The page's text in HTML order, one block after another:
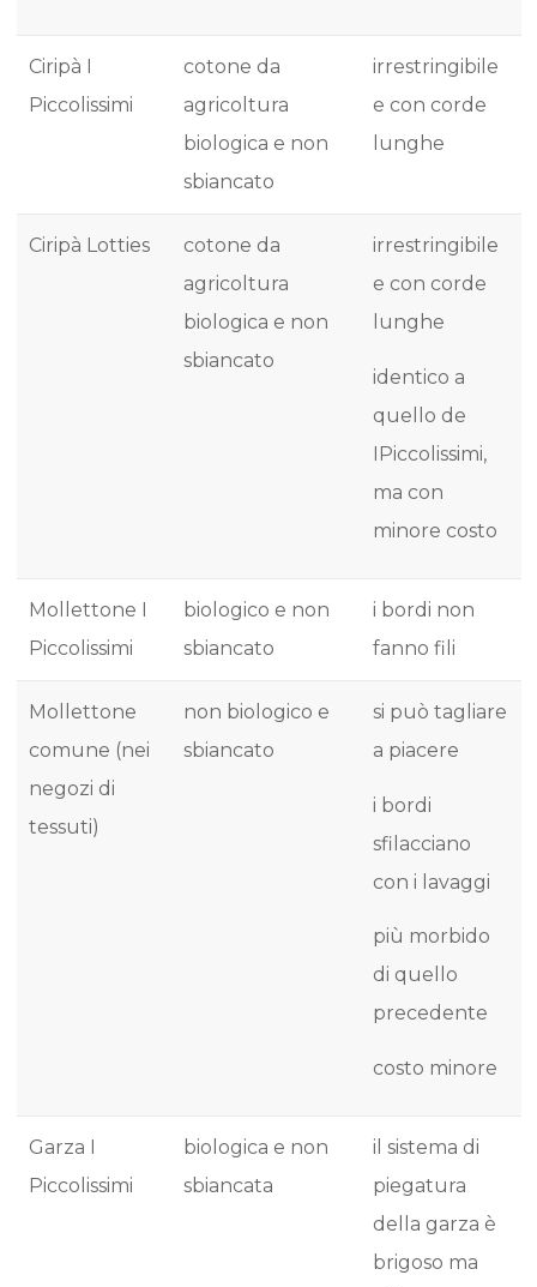
Ciripà I
Piccolissimi
cotone da
agricoltura
biologica e non
sbiancato
irrestringibile
e con corde
lunghe
Ciripà Lotties
cotone da
agricoltura
biologica e non
sbiancato
irrestringibile
e con corde
lunghe
identico a
quello de
IPiccolissimi,
ma con
minore costo
Mollettone I
Piccolissimi
biologico e non
sbiancato
i bordi non
fanno fili
Mollettone
comune (nei
negozi di
tessuti)
non biologico e
sbiancato
si può tagliare
a piacere
i bordi
sfilacciano
con i lavaggi
più morbido
di quello
precedente
costo minore
Garza I
Piccolissimi
biologica e non
sbiancata
il sistema di
piegatura
della garza è
brigoso ma